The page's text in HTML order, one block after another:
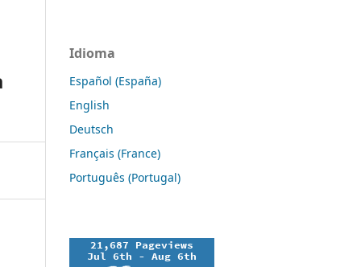
Idioma
Español (España)
English
Deutsch
Français (France)
Português (Portugal)